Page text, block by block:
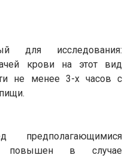
для исследования:
крови на этот вид
не менее 3-х часов с
предполагающимися
повышен в случае